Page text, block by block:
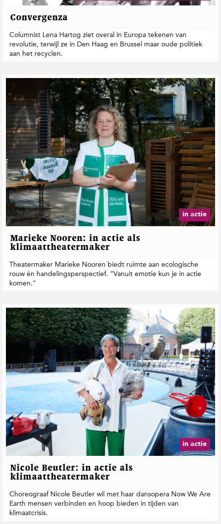
Convergenza
Columnist Lena Hartog ziet overal in Europa tekenen van
revolutie, terwijl ze in Den Haag en Brussel maar oude politiek
aan het recyclen.
in actie
Marieke Nooren: in actie als
klimaattheatermaker
Theatermaker Marieke Nooren biedt ruimte aan ecologische
rouw én handelingsperspectief. “Vanuit emotie kun je in actie
komen.”
in actie
Nicole Beutler: in actie als
klimaattheatermaker
Choreograaf Nicole Beutler wil met haar dansopera Now We Are
Earth mensen verbinden en hoop bieden in tijden van
klimaatcrisis.